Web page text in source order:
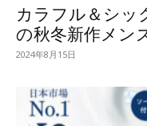
カラフル＆シッ
の秋冬新作メン
2024年8月15日